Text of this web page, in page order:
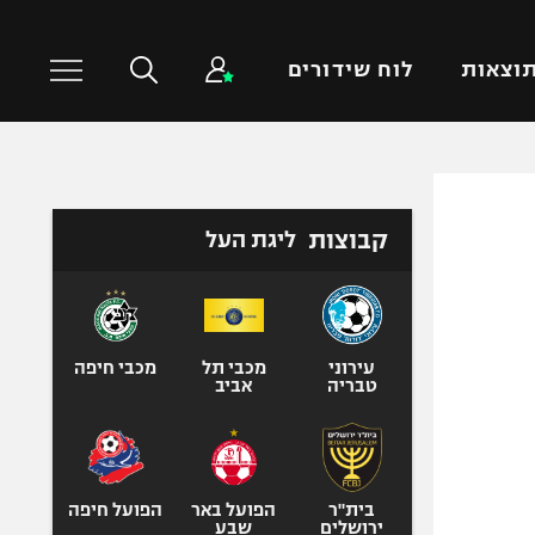
תוצאות לוח שידורים
טניס
כדורעף
ספורט אולימפי
קבוצות ליגת העל
עירוני
טבריה
מכבי תל
אביב
מכבי חיפה
בית"ר
ירושלים
הפועל באר
שבע
הפועל חיפה